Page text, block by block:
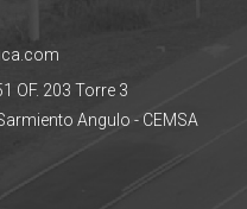
OF. 203 Torre 3
Angulo - CEMSA